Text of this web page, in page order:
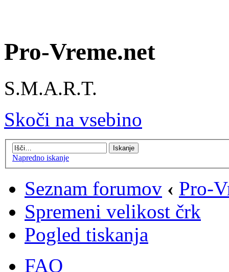
Pro-Vreme.net
S.M.A.R.T.
Skoči na vsebino
Napredno iskanje
Seznam forumov ‹ Pro-
Spremeni velikost črk
Pogled tiskanja
FAQ